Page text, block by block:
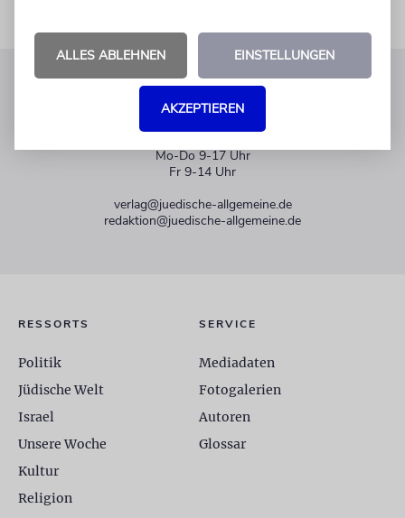
KUNDENSERVICE
Mo-Do 9-17 Uhr
Fr 9-14 Uhr
verlag@juedische-allgemeine.de
redaktion@juedische-allgemeine.de
RESSORTS
Politik
Jüdische Welt
Israel
Unsere Woche
Kultur
Religion
SERVICE
Mediadaten
Fotogalerien
Autoren
Glossar
ALLES ABLEHNEN EINSTELLUNGEN
AKZEPTIEREN